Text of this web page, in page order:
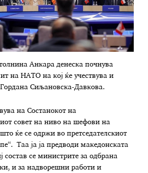
Анкара денеска почнува
на НАТО на кој ќе учествува и
Гордана Сиљановска-Давкова.
на Состанокот на
совет на ниво на шефови на
ќе се одржи во претседателскиот
Таа ја ја предводи македонската
состав се министрите за одбрана
и за надворешни работи и